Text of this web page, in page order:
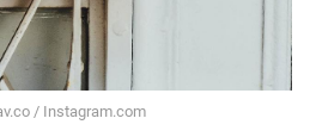
/ Instagram.com